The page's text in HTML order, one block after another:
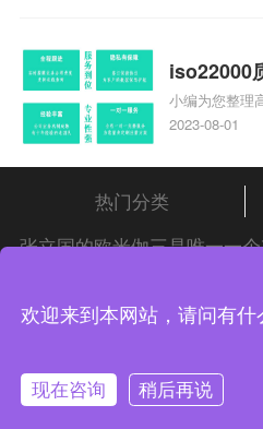
标准是什么相
查看下方正文！
iso22000
向，质量
小编为您整理
就业前景及就
和cma未来就
哪些就业方
可查看下方正
2023-08-01
热门分类
张立国的欧米伽三是唯一一
答频道！中证集团体系认证 版权
渝公网安备 50010502003954
联系我们
欢迎来到本网站，请问有什
现在咨询 稍后再说